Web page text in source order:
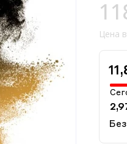
Цена